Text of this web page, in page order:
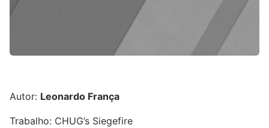
Autor: Leonardo França
Trabalho: CHUG’s Siegefire